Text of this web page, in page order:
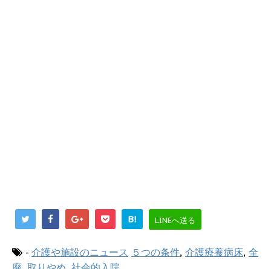
B! LINEへ送る
- 介護や施設のニュース ５つの条件, 介護療養病床, 全